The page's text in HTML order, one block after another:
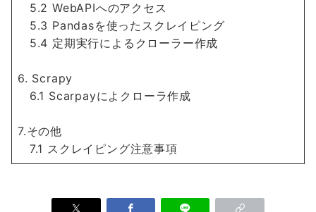
5.2 WebAPIへのアクセス
5.3 Pandasを使ったスクレイピング
5.4 定期実行によるクローラー作成
6. Scrapy
6.1 Scarpayによクローラ作成
7.その他
7.1 スクレイピング注意事項